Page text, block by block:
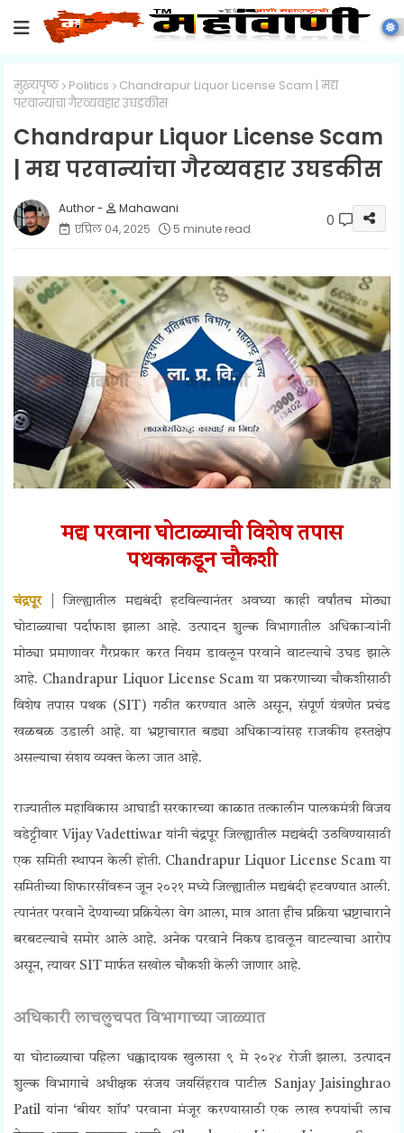
मुख्यपृष्ठ Politics
Chandrapur Liquor License Scam | मद्य
परवान्यांचा गैरव्यवहार उघडकीस
Chandrapur Liquor License Scam
| मद्य परवान्यांचा गैरव्यवहार उघडकीस
Mahawani
एप्रिल ०४, २०२५
5 minute read 0
मद्य परवाना घोटाळ्याचीविशेष तपास
पथकाकडूनचौकशी
चंद्रपूर| जिल्ह्यातील मद्यबंदी हटविल्यानंतर अवघ्या काही वर्षांतच मोठ्या
घोटाळ्याचा पर्दाफाश झाला आहे. उत्पादन शुल्क विभागातील अधिकाऱ्यांनी
मोठ्या प्रमाणावर गैरप्रकार करत नियम डावलून परवाने वाटल्याचे उघड झाले
आहे. Chandrapur Liquor License Scam या प्रकरणाच्या चौकशीसाठी
विशेष तपास पथक (SIT) गठीत करण्यात आले असून, संपूर्ण यंत्रणेत प्रचंड
खळबळ उडाली आहे. या भ्रष्टाचारात बड्या अधिकाऱ्यांसह राजकीय हस्तक्षेप
असल्याचा संशय व्यक्त केला जात आहे.
राज्यातील महाविकास आघाडी सरकारच्या काळात तत्कालीन पालकमंत्री विजय
वडेट्टीवार Vijay Vadettiwar यांनी चंद्रपूर जिल्ह्यातील मद्यबंदी उठविण्यासाठी
एक समिती स्थापन केली होती. Chandrapur Liquor License Scam या
समितीच्या शिफारसींवरून जून २०२१ मध्ये जिल्ह्यातील मद्यबंदी हटवण्यात आली.
त्यानंतर परवाने देण्याच्या प्रक्रियेला वेग आला, मात्र आता हीच प्रक्रिया भ्रष्टाचाराने
बरबटल्याचे समोर आले आहे. अनेक परवाने निकष डावलून वाटल्याचा आरोप
असून, त्यावर SIT मार्फत सखोल चौकशी केली जाणार आहे.
अधिकारी लाचलुचपत विभागाच्या जाळ्यात
या घोटाळ्याचा पहिला धक्कादायक खुलासा ९ मे २०२४ रोजी झाला. उत्पादन
शुल्क विभागाचे अधीक्षक संजय जयसिंहराव पाटील Sanjay Jaisinghrao
Patil यांना ‘बीयर शॉप’ परवाना मंजूर करण्यासाठी एक लाख रुपयांची लाच